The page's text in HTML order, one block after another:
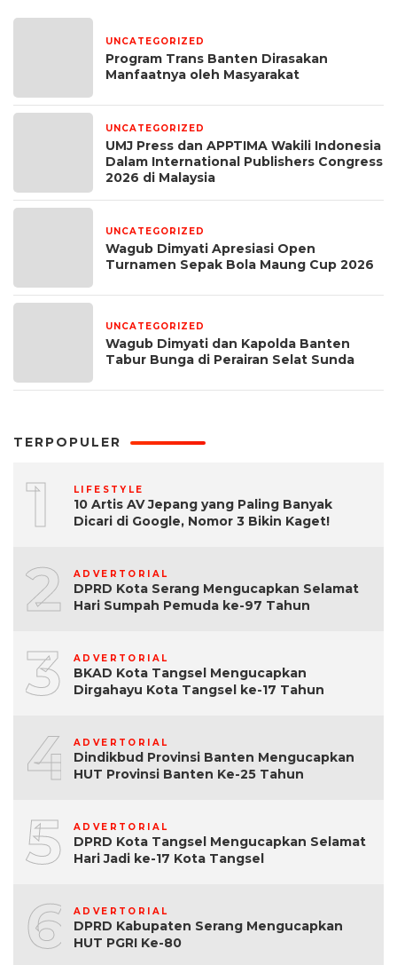
UNCATEGORIZED
Program Trans Banten Dirasakan
Manfaatnya oleh Masyarakat
UNCATEGORIZED
UMJ Press dan APPTIMA Wakili Indonesia
Dalam International Publishers Congress
2026 di Malaysia
UNCATEGORIZED
Wagub Dimyati Apresiasi Open
Turnamen Sepak Bola Maung Cup 2026
UNCATEGORIZED
Wagub Dimyati dan Kapolda Banten
Tabur Bunga di Perairan Selat Sunda
TERPOPULER
1 LIFESTYLE
10 Artis AV Jepang yang Paling Banyak
Dicari di Google, Nomor 3 Bikin Kaget!
2 ADVERTORIAL
DPRD Kota Serang Mengucapkan Selamat
Hari Sumpah Pemuda ke-97 Tahun
3 ADVERTORIAL
BKAD Kota Tangsel Mengucapkan
Dirgahayu Kota Tangsel ke-17 Tahun
4 ADVERTORIAL
Dindikbud Provinsi Banten Mengucapkan
HUT Provinsi Banten Ke-25 Tahun
5 ADVERTORIAL
DPRD Kota Tangsel Mengucapkan Selamat
Hari Jadi ke-17 Kota Tangsel
6 ADVERTORIAL
DPRD Kabupaten Serang Mengucapkan
HUT PGRI Ke-80